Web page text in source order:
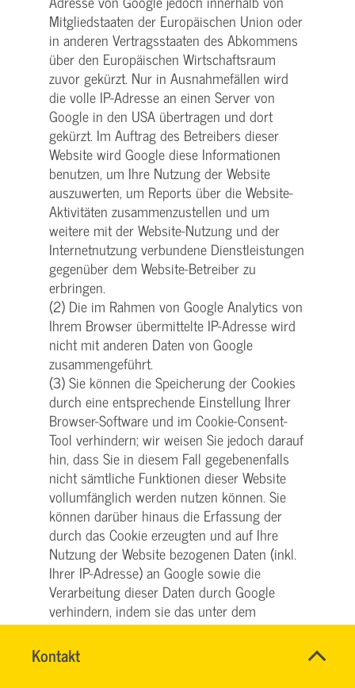
Kontakt
HASSNAE
Name*
Mitgliedstaaten der Europäischen Union oder
in anderen Vertragsstaaten des Abkommens
über den Europäischen Wirtschaftsraum
zuvor gekürzt. Nur in Ausnahmefällen wird
die volle IP-Adresse an einen Server von
Google in den USA übertragen und dort
gekürzt. Im Auftrag des Betreibers dieser
Website wird Google diese Informationen
benutzen, um Ihre Nutzung der Website
auszuwerten, um Reports über die Website-
Aktivitäten zusammenzustellen und um
weitere mit der Website-Nutzung und der
Internetnutzung verbundene Dienstleistungen
gegenüber dem Website-Betreiber zu
erbringen.
(2) Die im Rahmen von Google Analytics von
Ihrem Browser übermittelte IP-Adresse wird
nicht mit anderen Daten von Google
zusammengeführt.
(3) Sie können die Speicherung der Cookies
durch eine entsprechende Einstellung Ihrer
Browser-Software und im Cookie-Consent-
Tool verhindern; wir weisen Sie jedoch darauf
hin, dass Sie in diesem Fall gegebenenfalls
nicht sämtliche Funktionen dieser Website
vollumfänglich werden nutzen können. Sie
können darüber hinaus die Erfassung der
durch das Cookie erzeugten und auf Ihre
Nutzung der Website bezogenen Daten (inkl.
Ihrer IP-Adresse) an Google sowie die
Verarbeitung dieser Daten durch Google
verhindern, indem sie das unter dem
folgenden Link verfügbare Browser-Plug-in
herunterladen und installieren:
tools.google.com/dlpage/gaoptout